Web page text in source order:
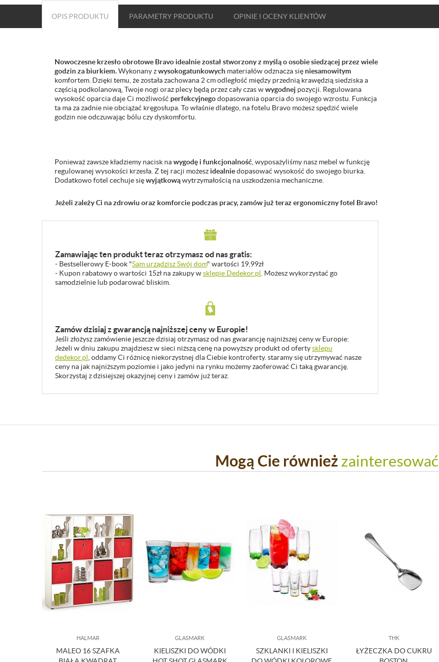
OPIS PRODUKTU PARAMETRY PRODUKTU OPINIE I OCENY KLIENTÓW
Nowoczesne krzesło obrotowe Bravo idealnie został stworzony z myślą o osobie siedzącej przez wiele
godzin za biurkiem.Wykonany zwysokogatunkowych materiałów odznacza się niesamowitym
komfortem. Dzięki temu, że została zachowana 2 cm odległość między przednią krawędzią siedziska a
częścią podkolanową, Twoje nogi oraz plecy będą przez cały czas wwygodnej pozycji. Regulowana
wysokość oparcia daje Ci możliwość perfekcyjnegodopasowania oparcia do swojego wzrostu. Funkcja
ta ma za zadnie nie obciążać kręgosłupa. To właśnie dlatego, na fotelu Bravo możesz spędzić wiele
godzin nie odczuwając bólu czy dyskomfortu.
Ponieważ zawsze kładziemy nacisk nawygodę i funkcjonalność , wyposażyliśmy nasz mebel w funkcję
regulowanej wysokości krzesła. Z tej racji możesz idealniedopasować wysokość do swojego biurka.
Dodatkowo fotel cechuje sięwyjątkowąwytrzymałością na uszkodzenia mechaniczne.
Jeżeli zależy Ci na zdrowiu oraz komforcie podczas pracy, zamów już teraz ergonomiczny fotel Bravo!
Zamawiając ten produkt teraz otrzymasz od nas gratis:
- Bestsellerowy E-book "Sam urządzisz Swój dom" wartości 19,99zł
- Kupon rabatowy o wartości 15zł na zakupy wsklepie Dedekor.pl . Możesz wykorzystać go
samodzielnie lub podarować bliskim.
Zamów dzisiaj z gwarancją najniższej ceny w Europie!
Jeśli złożysz zamówienie jeszcze dzisiaj otrzymasz od nas gwarancję najniższej ceny w Europie:
Jeżeli w dniu zakupu znajdziesz w sieci niższą cenę na powyższy produkt od ofertysklepu
dedekor.pl , oddamy Ci różnicę niekorzystnej dla Ciebie kontroferty. staramy się utrzymywać nasze
ceny na jak najniższym poziomie i jako jedyni na rynku możemy zaoferować Ci taką gwarancję.
Skorzystaj z dzisiejszej okazyjnej ceny i zamów już teraz.
Mogą Cie również zainteresować
HALMAR
MALEO 16 SZAFKA
GLASMARK
KIELISZKI DO WÓDKI
GLASMARK
SZKLANKI I KIELISZKI
THK
ŁYŻECZKA DO CUKRU